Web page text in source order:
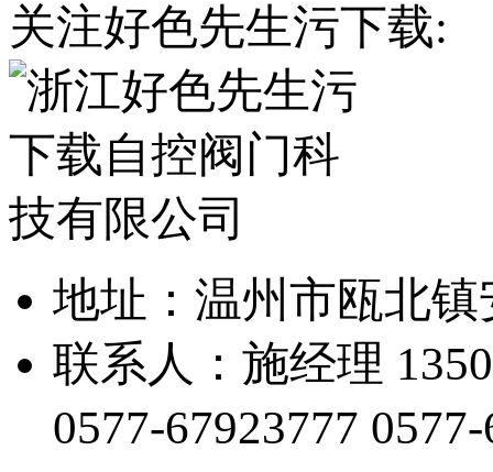
关注好色先生污下载:
地址：温州市瓯北
联系人：施经理
0577-67923777